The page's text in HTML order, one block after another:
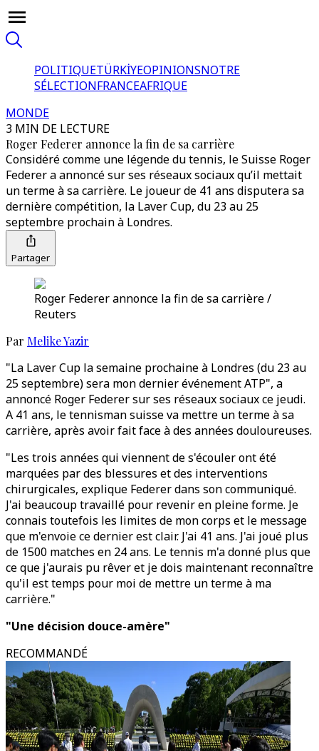
POLITIQUETÜRKİYEOPINIONSNOTRE
SÉLECTIONFRANCEAFRIQUE
MONDE
3 MIN DE LECTURE
Roger Federer annonce la fin de sa carrière
Considéré comme une légende du tennis, le Suisse Roger
Federer a annoncé sur ses réseaux sociaux qu’il mettait
un terme à sa carrière. Le joueur de 41 ans disputera sa
dernière compétition, la Laver Cup, du 23 au 25
septembre prochain à Londres.
Partager
Roger Federer annonce la fin de sa carrière /
Reuters
Par Melike Yazir
"La Laver Cup la semaine prochaine à Londres (du 23 au
25 septembre) sera mon dernier événement ATP", a
annoncé Roger Federer sur ses réseaux sociaux ce jeudi.
A 41 ans, le tennisman suisse va mettre un terme à sa
carrière, après avoir fait face à des années douloureuses.
"Les trois années qui viennent de s'écouler ont été
marquées par des blessures et des interventions
chirurgicales, explique Federer dans son communiqué.
J'ai beaucoup travaillé pour revenir en pleine forme. Je
connais toutefois les limites de mon corps et le message
que m'envoie ce dernier est clair. J'ai 41 ans. J'ai joué plus
de 1500 matches en 24 ans. Le tennis m'a donné plus que
ce que j'aurais pu rêver et je dois maintenant reconnaître
qu'il est temps pour moi de mettre un terme à ma
carrière."
"Une décision douce-amère"
RECOMMANDÉ